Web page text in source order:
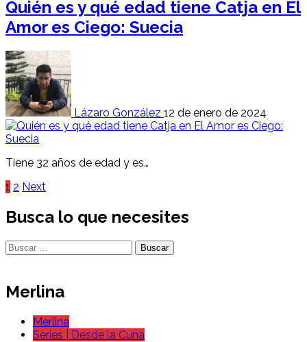
Quién es y qué edad tiene Catja en El
Amor es Ciego: Suecia
Lázaro González 12 de enero de 2024
Tiene 32 años de edad y es…
Paginación
de
entradas
1 2 Next
Busca lo que necesites
Buscar:
Merlina
Merlina
Series | Desde la Cuna